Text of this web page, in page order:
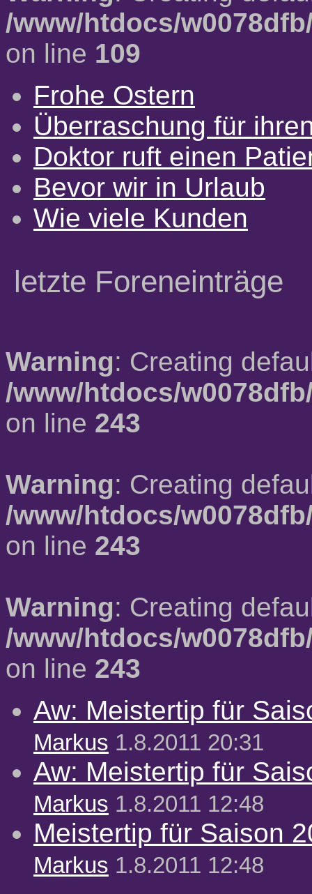
/www/htdocs/
on line 109
Frohe Ostern
Überraschung für
Doktor ruft einen
Bevor wir in Urlaub
Wie viele Kunden
letzte Foreneinträge
Warning: Creating
/www/htdocs/
on line 243
Warning: Creating
/www/htdocs/
on line 243
Warning: Creating
/www/htdocs/
on line 243
Aw: Meistertip für
Markus 1.8.2011 20:31
Aw: Meistertip für
Markus 1.8.2011 12:48
Meistertip für Saison
Markus 1.8.2011 12:48